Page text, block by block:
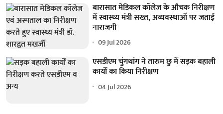
बारासात मेडिकल कॉलेज के औचक निरीक्षण
में स्वास्थ्य मंत्री सख्त, अव्यवस्थाओं पर जताई
नाराजगी
09 Jul 2026
एसडीएम चुंगथांग ने तारुम छु में सड़क बहाली
कार्यों का किया निरीक्षण
04 Jul 2026